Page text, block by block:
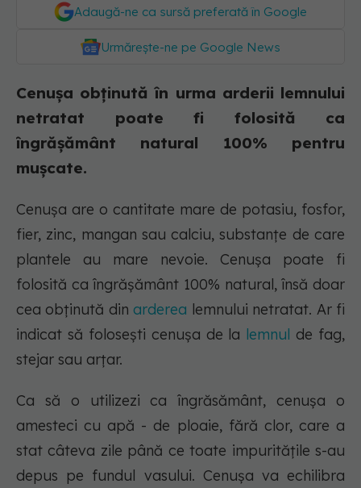
Adaugă-ne ca sursă preferată în Google
Urmărește-ne pe Google News
Cenușa obținută în urma arderii lemnului
netratat poate fi folosită ca
îngrășământ natural 100% pentru
mușcate.
Cenușa are o cantitate mare de potasiu, fosfor,
fier, zinc, mangan sau calciu, substanțe de care
plantele au mare nevoie. Cenușa poate fi
folosită ca îngrășământ 100% natural, însă doar
cea obținută din arderea lemnului netratat. Ar fi
indicat să folosești cenușa de la lemnul de fag,
stejar sau arțar.
Ca să o utilizezi ca îngrăsământ, cenușa o
amesteci cu apă - de ploaie, fără clor, care a
stat câteva zile până ce toate impuritățile s-au
depus pe fundul vasului. Cenușa va echilibra